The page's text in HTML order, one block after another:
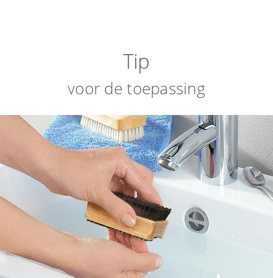
Tip
voor de toepassing